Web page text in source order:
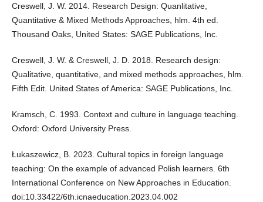
Creswell, J. W. 2014. Research Design: Quanlitative,
Quantitative & Mixed Methods Approaches, hlm. 4th ed.
Thousand Oaks, United States: SAGE Publications, Inc.
Creswell, J. W. & Creswell, J. D. 2018. Research design:
Qualitative, quantitative, and mixed methods approaches, hlm.
Fifth Edit. United States of America: SAGE Publications, Inc.
Kramsch, C. 1993. Context and culture in language teaching.
Oxford: Oxford University Press.
Łukaszewicz, B. 2023. Cultural topics in foreign language
teaching: On the example of advanced Polish learners. 6th
International Conference on New Approaches in Education.
doi:10.33422/6th.icnaeducation.2023.04.002